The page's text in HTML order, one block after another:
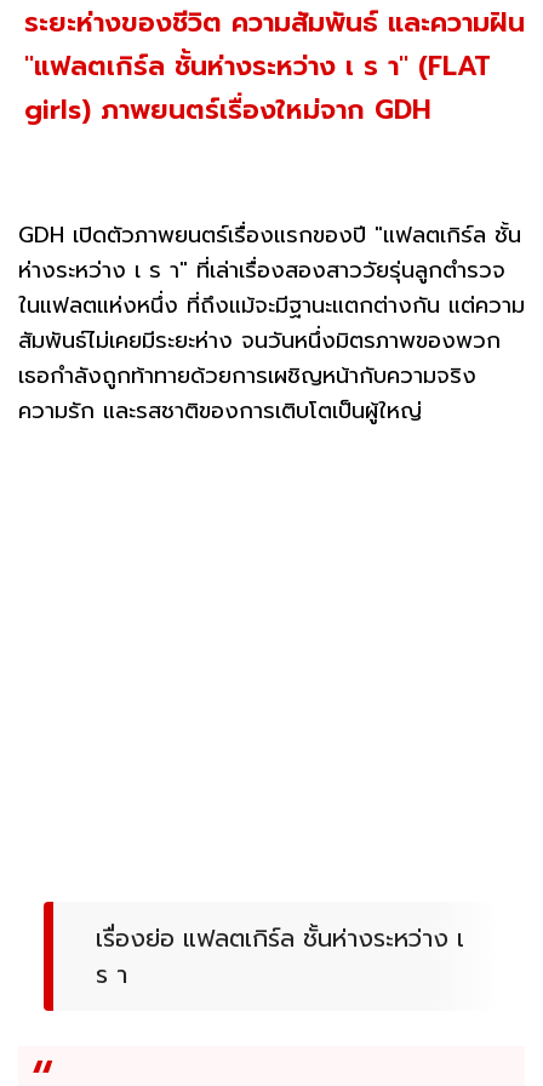
ระยะห่างของชีวิต ความสัมพันธ์ และความฝัน
"แฟลตเกิร์ล ชั้นห่างระหว่าง เ ร า" (FLAT
girls) ภาพยนตร์เรื่องใหม่จาก GDH
GDH เปิดตัวภาพยนตร์เรื่องแรกของปี "แฟลตเกิร์ล ชั้น
ห่างระหว่าง เ ร า" ที่เล่าเรื่องสองสาววัยรุ่นลูกตำรวจ
ในแฟลตแห่งหนึ่ง ที่ถึงแม้จะมีฐานะแตกต่างกัน แต่ความ
สัมพันธ์ไม่เคยมีระยะห่าง จนวันหนึ่งมิตรภาพของพวก
เธอกำลังถูกท้าทายด้วยการเผชิญหน้ากับความจริง
ความรัก และรสชาติของการเติบโตเป็นผู้ใหญ่
เรื่องย่อ แฟลตเกิร์ล ชั้นห่างระหว่าง เ
ร า